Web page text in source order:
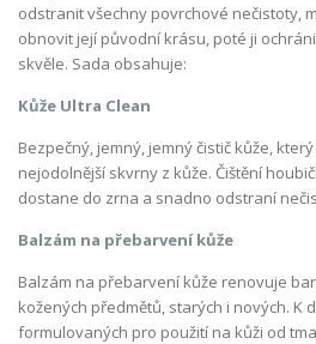
odstranit všechny povrchové nečistoty,
obnovit její původní krásu, poté ji
skvěle. Sada obsahuje:
Kůže Ultra Clean
Bezpečný, jemný, jemný čistič kůže,
nejodolnější skvrny z kůže. Čištění
dostane do zrna a snadno odstraní
Balzám na přebarvení kůže
Balzám na přebarvení kůže renovuje
kožených předmětů, starých i nových. K
formulovaných pro použití na kůži od